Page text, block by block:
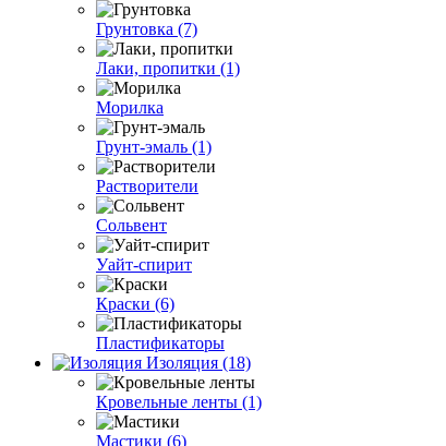
Грунтовка (7)
Лаки, пропитки (1)
Морилка
Грунт-эмаль (1)
Растворители
Сольвент
Уайт-спирит
Краски (6)
Пластификаторы
Изоляция (18)
Кровельные ленты (1)
Мастики (6)